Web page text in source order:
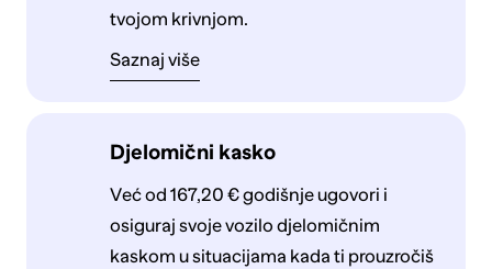
tvojom krivnjom.
Saznaj više
Djelomični kasko
Već od 167,20 € godišnje ugovori i
osiguraj svoje vozilo djelomičnim
kaskom u situacijama kada ti prouzročiš